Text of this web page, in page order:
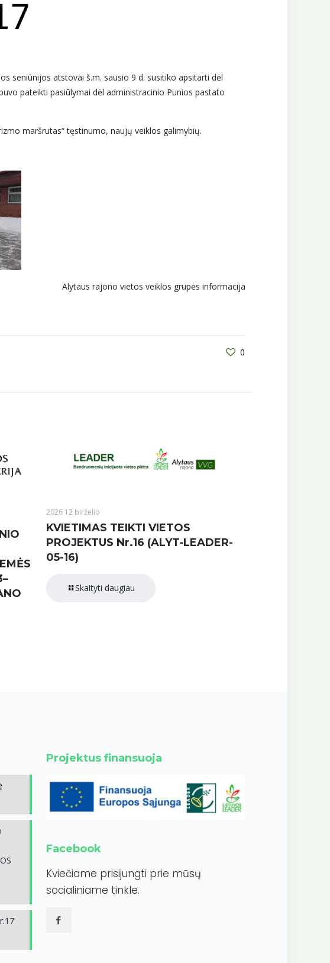
seniūnijos atstovai š.m. sausio 9 d. susitiko apsitarti dėl
pateikti pasiūlymai dėl administracinio Punios pastato
maršrutas“ tęstinumo, naujų veiklos galimybių.
Alytaus rajono vietos veiklos grupės informacija
0
2026 12 birželio
KVIETIMAS TEIKTI VIETOS
PROJEKTUS Nr.16 (ALYT-LEADER-
05-16)
Skaityti daugiau
Projektus finansuoja
Facebook
Kviečiame prisijungti prie mūsų
socialiniame tinkle.